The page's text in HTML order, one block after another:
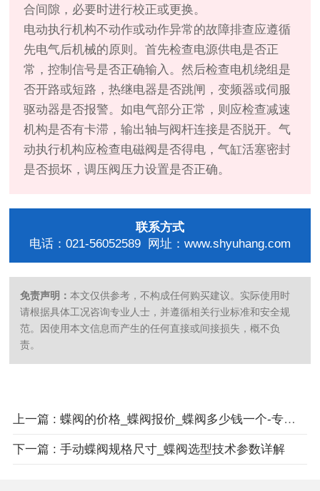
合间隙，必要时进行校正或更换。
电动执行机构不动作或动作异常的故障排查应遵循
先电气后机械的原则。首先检查电源供电是否正
常，控制信号是否正确输入。然后检查电机绕组是
否开路或短路，热继电器是否跳闸，变频器或伺服
驱动器是否报警。如电气部分正常，则应检查减速
机构是否有卡滞，输出轴与阀杆连接是否脱开。气
动执行机构应检查电磁阀是否得电，气缸活塞密封
是否损坏，调压阀压力设置是否正确。
联系方式
电话：021-56052589 网址：www.shyuhang.com
免责声明：本文仅供参考，不构成任何购买建议。实际使用时
请根据具体工况咨询专业人士，并遵循相关行业标准和安全规
范。因使用本文信息而产生的任何直接或间接损失，概不负
责。
上一篇 : 蝶阀的价格_蝶阀报价_蝶阀多少钱一个-专业指南
下一篇 : 手动蝶阀规格尺寸_蝶阀选型技术参数详解